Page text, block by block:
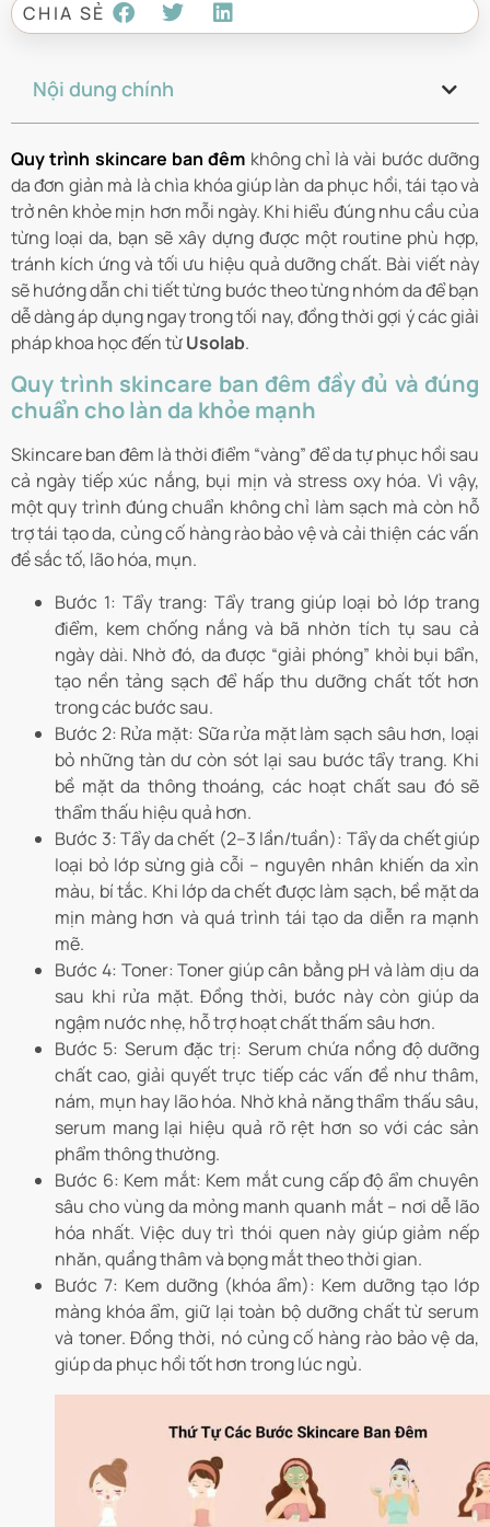
CHIA SẺ
Nội dung chính
Quy trình skincare ban đêm không chỉ là vài bước dưỡng
da đơn giản mà là chìa khóa giúp làn da phục hồi, tái tạo và
trở nên khỏe mịn hơn mỗi ngày. Khi hiểu đúng nhu cầu của
từng loại da, bạn sẽ xây dựng được một routine phù hợp,
tránh kích ứng và tối ưu hiệu quả dưỡng chất. Bài viết này
sẽ hướng dẫn chi tiết từng bước theo từng nhóm da để bạn
dễ dàng áp dụng ngay trong tối nay, đồng thời gợi ý các giải
pháp khoa học đến từUsolab.
Quy trình skincare ban đêm đầy đủ và đúng
chuẩn cho làn da khỏe mạnh
Skincare ban đêm là thời điểm “vàng” để da tự phục hồi sau
cả ngày tiếp xúc nắng, bụi mịn và stress oxy hóa. Vì vậy,
một quy trình đúng chuẩn không chỉ làm sạch mà còn hỗ
trợ tái tạo da, củng cố hàng rào bảo vệ và cải thiện các vấn
đề sắc tố, lão hóa, mụn.
Bước 1: Tẩy trang: Tẩy trang giúp loại bỏ lớp trang
điểm, kem chống nắng và bã nhờn tích tụ sau cả
ngày dài. Nhờ đó, da được “giải phóng” khỏi bụi bẩn,
tạo nền tảng sạch để hấp thu dưỡng chất tốt hơn
trong các bước sau.
Bước 2: Rửa mặt: Sữa rửa mặt làm sạch sâu hơn, loại
bỏ những tàn dư còn sót lại sau bước tẩy trang. Khi
bề mặt da thông thoáng, các hoạt chất sau đó sẽ
thẩm thấu hiệu quả hơn.
Bước 3: Tẩy da chết (2–3 lần/tuần): Tẩy da chết giúp
loại bỏ lớp sừng già cỗi – nguyên nhân khiến da xỉn
màu, bí tắc. Khi lớp da chết được làm sạch, bề mặt da
mịn màng hơn và quá trình tái tạo da diễn ra mạnh
mẽ.
Bước 4: Toner: Toner giúp cân bằng pH và làm dịu da
sau khi rửa mặt. Đồng thời, bước này còn giúp da
ngậm nước nhẹ, hỗ trợ hoạt chất thấm sâu hơn.
Bước 5: Serum đặc trị: Serum chứa nồng độ dưỡng
chất cao, giải quyết trực tiếp các vấn đề như thâm,
nám, mụn hay lão hóa. Nhờ khả năng thẩm thấu sâu,
serum mang lại hiệu quả rõ rệt hơn so với các sản
phẩm thông thường.
Bước 6: Kem mắt: Kem mắt cung cấp độ ẩm chuyên
sâu cho vùng da mỏng manh quanh mắt – nơi dễ lão
hóa nhất. Việc duy trì thói quen này giúp giảm nếp
nhăn, quầng thâm và bọng mắt theo thời gian.
Bước 7: Kem dưỡng (khóa ẩm): Kem dưỡng tạo lớp
màng khóa ẩm, giữ lại toàn bộ dưỡng chất từ serum
và toner. Đồng thời, nó củng cố hàng rào bảo vệ da,
giúp da phục hồi tốt hơn trong lúc ngủ.